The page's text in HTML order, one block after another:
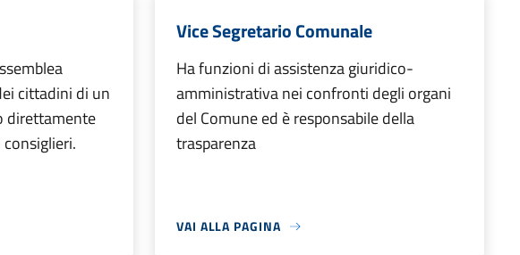
cittadini di un
direttamente
Vice Segretario Comunale
Ha funzioni di assistenza giuridico-
amministrativa nei confronti degli organi
del Comune ed è responsabile della
trasparenza
VAI ALLA PAGINA